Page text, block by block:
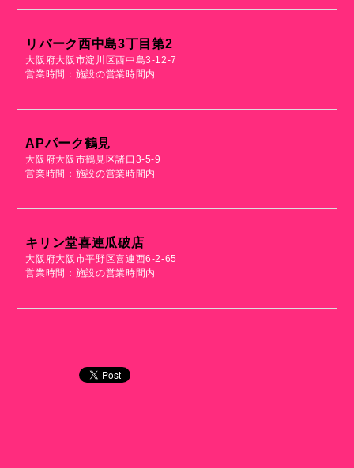
リバーク西中島3丁目第2
大阪府大阪市淀川区西中島3-12-7
営業時間：施設の営業時間内
APパーク鶴見
大阪府大阪市鶴見区諸口3-5-9
営業時間：施設の営業時間内
キリン堂喜連瓜破店
大阪府大阪市平野区喜連西6-2-65
営業時間：施設の営業時間内